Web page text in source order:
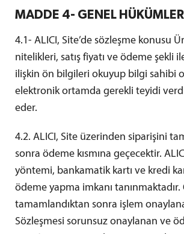
MADDE 4- GENEL HÜKÜMLER
4.1- ALICI, Site’de sözleşme konusu
nitelikleri, satış fiyatı ve ödeme şekli
ilişkin ön bilgileri okuyup bilgi sahibi
elektronik ortamda gerekli teyidi
eder.
4.2. ALICI, Site üzerinden siparişini
sonra ödeme kısmına geçecektir.
yöntemi, bankamatik kartı ve kredi
ödeme yapma imkanı tanınmaktadır.
tamamlandıktan sonra işlem
Sözleşmesi sorunsuz onaylanan ve